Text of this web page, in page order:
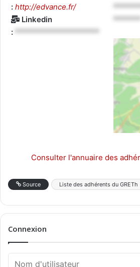
: http://edvance.fr/
Linkedin
: *********************
*******
Consulter l'annuaire des
Source Liste des adhérents du GRETh
Connexion